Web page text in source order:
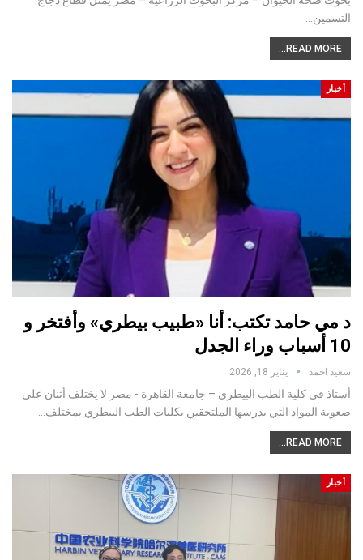
التسمين…
READ MORE...
أخبار
د مي حامد تكتب: أنا «طبيب بيطري» وأفتخر و
10 أسباب وراء الجدل
سعيد احمد يناير 18, 2026
أستاذ في كلية الطب البيطري – جامعة القاهرة - مصر لا يختلف أثنان علي
صعوبة المواد التي يدرسها الملتحقين بكليات الطب البيطري بمختلف…
READ MORE...
أخبار